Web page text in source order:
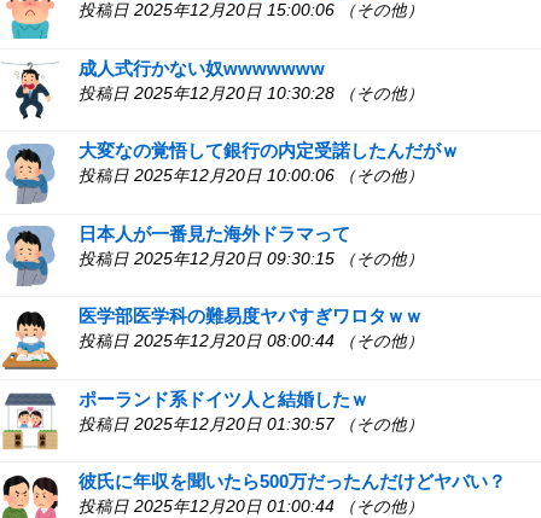
投稿日 2025年12月20日 15:00:06 （その他）
成人式行かない奴wwwwwww
投稿日 2025年12月20日 10:30:28 （その他）
大変なの覚悟して銀行の内定受諾したんだがｗ
投稿日 2025年12月20日 10:00:06 （その他）
日本人が一番見た海外ドラマって
投稿日 2025年12月20日 09:30:15 （その他）
医学部医学科の難易度ヤバすぎワロタｗｗ
投稿日 2025年12月20日 08:00:44 （その他）
ポーランド系ドイツ人と結婚したｗ
投稿日 2025年12月20日 01:30:57 （その他）
彼氏に年収を聞いたら500万だったんだけどヤバい？
投稿日 2025年12月20日 01:00:44 （その他）